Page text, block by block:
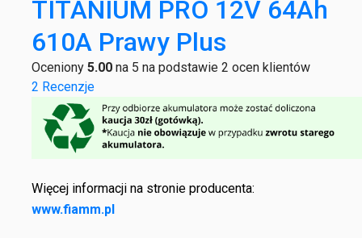
TITANIUM PRO 12V 64Ah
610A Prawy Plus
Oceniony 5.00 na 5 na podstawie 2 ocen klientów
2 Recenzje
Więcej informacji na stronie producenta:
www.fiamm.pl